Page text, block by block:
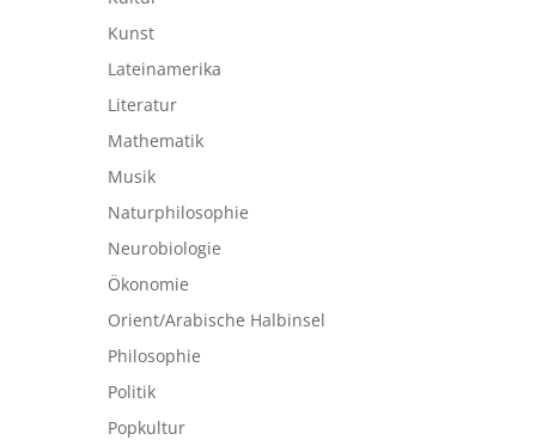
Kunst
Lateinamerika
Literatur
Mathematik
Musik
Naturphilosophie
Neurobiologie
Ökonomie
Orient/Arabische Halbinsel
Philosophie
Politik
Popkultur